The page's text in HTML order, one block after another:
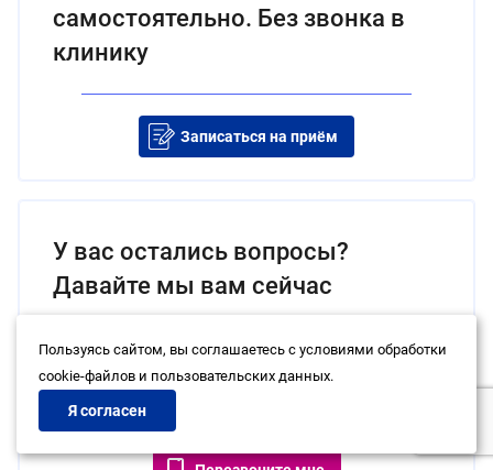
самостоятельно. Без звонка в
клинику
Записаться на приём
У вас остались вопросы?
Давайте мы вам сейчас
Пользуясь сайтом, вы соглашаетесь с условиями обработки
cookie-файлов и пользовательских данных.
Я согласен